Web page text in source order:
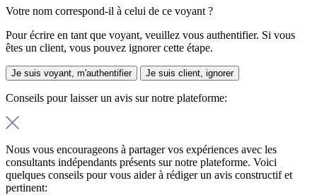
Votre nom correspond-il à celui de ce voyant ?
Pour écrire en tant que voyant, veuillez vous authentifier. Si vous
êtes un client, vous pouvez ignorer cette étape.
Je suis voyant, m'authentifier Je suis client, ignorer
Conseils pour laisser un avis sur notre plateforme:
Nous vous encourageons à partager vos expériences avec les
consultants indépendants présents sur notre plateforme. Voici
quelques conseils pour vous aider à rédiger un avis constructif et
pertinent: